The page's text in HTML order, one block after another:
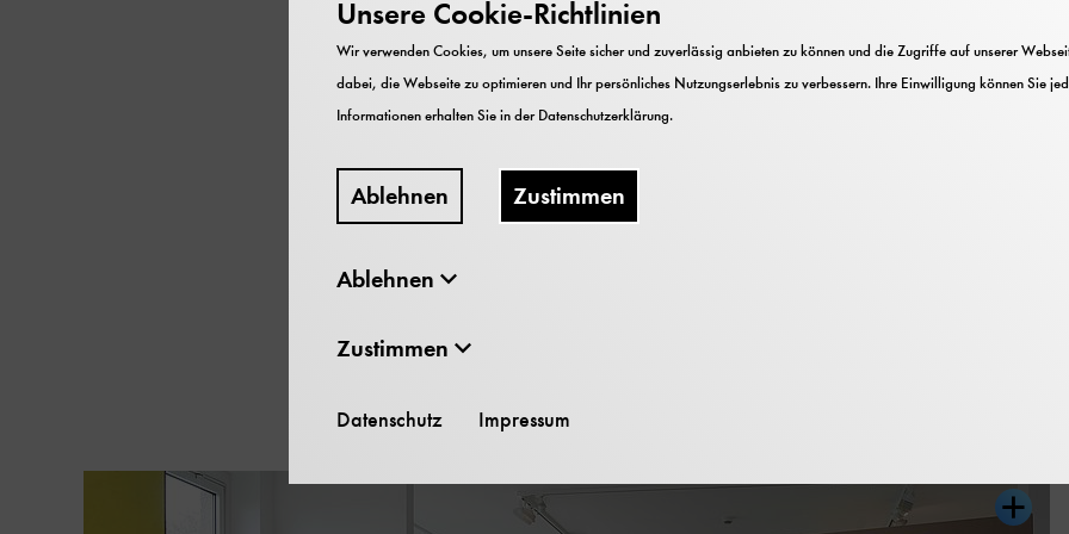
„Hundekampf“, bezeichnet den Nahkampf gegnerischer Flugzeuge.
Die Ausstellung „Bombenwetter!“ des Militärhistorischen Museums Berlin
präsentiert die schönsten Beispiele in anschaulicher Weise und erklärt dazu
populären Medien als ritterlicher Kampf stilisiert. So wanderten Fachbegriffe
Flieger- in die Alltagssprache.
Unsere Cookie-Richtlinien
Wir verwenden Cookies, um unsere Seite sicher und zuverlässig anbieten zu können und die Zugriffe auf unserer
dabei, die Webseite zu optimieren und Ihr persönliches Nutzungserlebnis zu verbessern. Ihre Einwilligung können Sie
Informationen erhalten Sie in derDatenschutzerklärung.
Ablehnen Zustimmen
Ablehnen
Zustimmen
Datenschutz Impressum